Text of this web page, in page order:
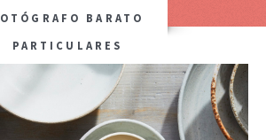
BARATO
PARTICULARES